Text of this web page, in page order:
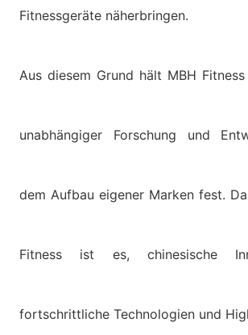
Fitnessgeräte näherbringen.
Aus diesem Grund hält MBH
unabhängiger Forschung und
dem Aufbau eigener Marken fest.
Fitness ist es, chinesische
fortschrittliche Technologien und